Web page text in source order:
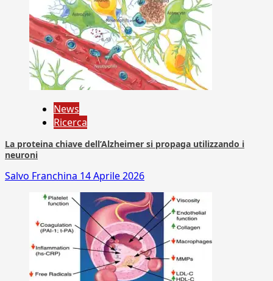
News
Ricerca
La proteina chiave dell’Alzheimer si propaga utilizzando i
neuroni
Salvo Franchina 14 Aprile 2026